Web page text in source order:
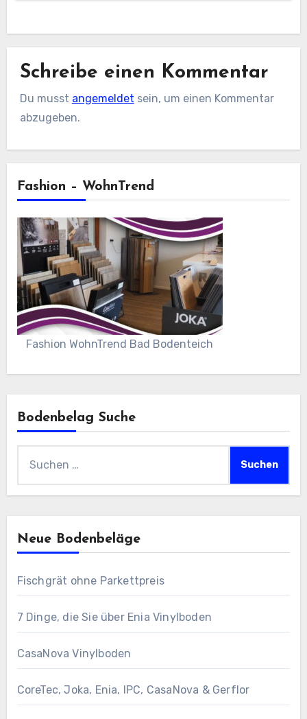
Schreibe einen Kommentar
Du musst angemeldet sein, um einen Kommentar
abzugeben.
Fashion – WohnTrend
Fashion WohnTrend Bad Bodenteich
Bodenbelag Suche
Neue Bodenbeläge
Fischgrät ohne Parkettpreis
7 Dinge, die Sie über Enia Vinylboden
CasaNova Vinylboden
CoreTec, Joka, Enia, IPC, CasaNova & Gerflor